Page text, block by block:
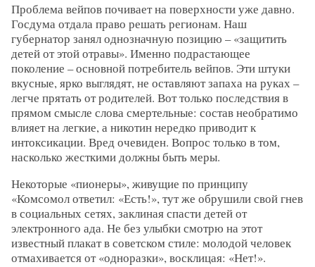
Проблема вейпов почивает на поверхности уже давно.
Госдума отдала право решать регионам. Наш
губернатор занял однозначную позицию – «защитить
детей от этой отравы». Именно подрастающее
поколение – основной потребитель вейпов. Эти штуки
вкусные, ярко выглядят, не оставляют запаха на руках –
легче прятать от родителей. Вот только последствия в
прямом смысле слова смертельные: состав необратимо
влияет на легкие, а никотин нередко приводит к
интоксикации. Вред очевиден. Вопрос только в том,
насколько жесткими должны быть меры.
Некоторые «пионеры», живущие по принципу
«Комсомол ответил: «Есть!», тут же обрушили свой гнев
в социальных сетях, заклиная спасти детей от
электронного ада. Не без улыбки смотрю на этот
известный плакат в советском стиле: молодой человек
отмахивается от «одноразки», восклицая: «Нет!».